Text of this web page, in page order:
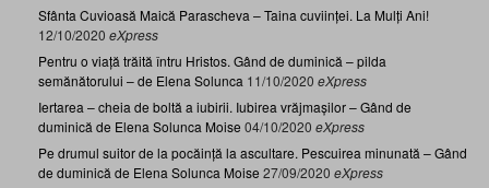
Sfânta Cuvioasă Maică Parascheva – Taina cuviinței. La Mulți Ani!
12/10/2020 eXpress
Pentru o viață trăită întru Hristos. Gând de duminică – pilda
semănătorului – de Elena Solunca 11/10/2020 eXpress
Iertarea – cheia de boltă a iubirii. Iubirea vrăjmașilor – Gând de
duminică de Elena Solunca Moise 04/10/2020 eXpress
Pe drumul suitor de la pocăință la ascultare. Pescuirea minunată – Gând
de duminică de Elena Solunca Moise 27/09/2020 eXpress